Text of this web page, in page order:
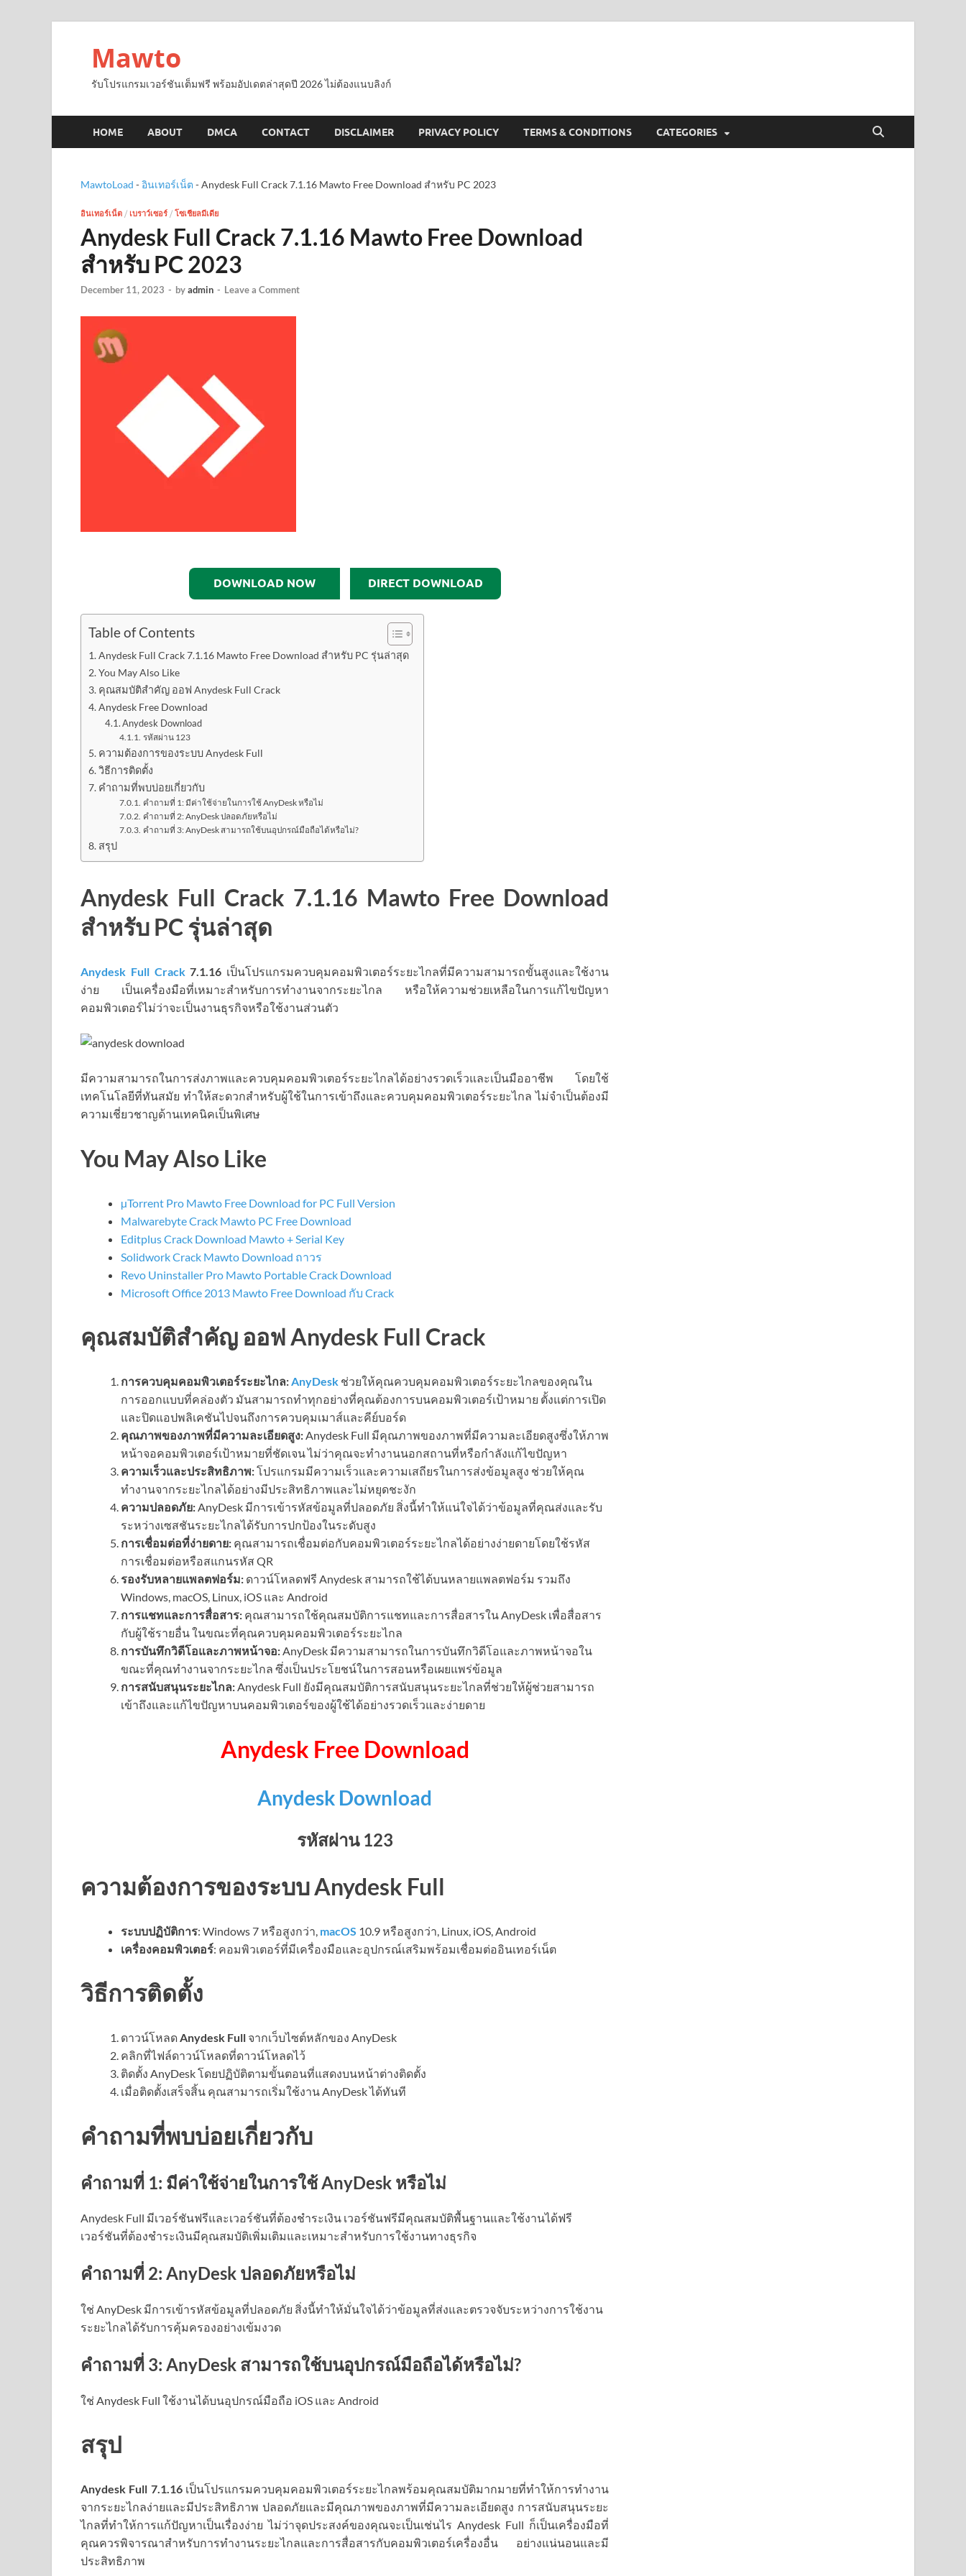
Mawto
รับโปรแกรมเวอร์ชันเต็มฟรี พร้อมอัปเดตล่าสุดปี 2026 ไม่ต้องแนบลิงก์
HOME ABOUT DMCA CONTACT DISCLAIMER PRIVACY POLICY TERMS & CONDITIONS CATEGORIES
MawtoLoad -อินเทอร์เน็ต -Anydesk Full Crack 7.1.16 Mawto Free Download สำหรับ PC 2023
อินเทอร์เน็ต / เบราว์เซอร์ / โซเชียลมีเดีย
Anydesk Full Crack 7.1.16 Mawto Free Download
สำหรับ PC 2023
December 11, 2023 - byadmin - Leave a Comment
DOWNLOAD NOW DIRECT DOWNLOAD
Table of Contents
Anydesk Full Crack 7.1.16 Mawto Free Download สำหรับ PC รุ่นล่าสุด
You May Also Like
คุณสมบัติสำคัญ ออฟ Anydesk Full Crack
Anydesk Free Download
Anydesk Download
รหัสผ่าน 123
ความต้องการของระบบ Anydesk Full
วิธีการติดตั้ง
คำถามที่พบบ่อยเกี่ยวกับ
คำถามที่ 1: มีค่าใช้จ่ายในการใช้ AnyDesk หรือไม่
คำถามที่ 2: AnyDesk ปลอดภัยหรือไม่
คำถามที่ 3: AnyDesk สามารถใช้บนอุปกรณ์มือถือได้หรือไม่?
สรุป
Anydesk Full Crack 7.1.16 Mawto Free Download
สำหรับ PC รุ่นล่าสุด
Anydesk Full Crack7.1.16 เป็นโปรแกรมควบคุมคอมพิวเตอร์ระยะไกลที่มีความสามารถขั้นสูงและใช้งาน
ง่าย เป็นเครื่องมือที่เหมาะสำหรับการทำงานจากระยะไกล หรือให้ความช่วยเหลือในการแก้ไขปัญหา
คอมพิวเตอร์ไม่ว่าจะเป็นงานธุรกิจหรือใช้งานส่วนตัว
มีความสามารถในการส่งภาพและควบคุมคอมพิวเตอร์ระยะไกลได้อย่างรวดเร็วและเป็นมืออาชีพ โดยใช้
เทคโนโลยีที่ทันสมัย ทำให้สะดวกสำหรับผู้ใช้ในการเข้าถึงและควบคุมคอมพิวเตอร์ระยะไกล ไม่จำเป็นต้องมี
ความเชี่ยวชาญด้านเทคนิคเป็นพิเศษ
You May Also Like
µTorrent Pro Mawto Free Download for PC Full Version
Malwarebyte Crack Mawto PC Free Download
Editplus Crack Download Mawto + Serial Key
Solidwork Crack Mawto Download ถาวร
Revo Uninstaller Pro Mawto Portable Crack Download
Microsoft Office 2013 Mawto Free Download กับ Crack
คุณสมบัติสำคัญ ออฟ Anydesk Full Crack
การควบคุมคอมพิวเตอร์ระยะไกล:AnyDesk ช่วยให้คุณควบคุมคอมพิวเตอร์ระยะไกลของคุณใน
การออกแบบที่คล่องตัว มันสามารถทำทุกอย่างที่คุณต้องการบนคอมพิวเตอร์เป้าหมาย ตั้งแต่การเปิด
และปิดแอปพลิเคชันไปจนถึงการควบคุมเมาส์และคีย์บอร์ด
คุณภาพของภาพที่มีความละเอียดสูง:Anydesk Full มีคุณภาพของภาพที่มีความละเอียดสูงซึ่งให้ภาพ
หน้าจอคอมพิวเตอร์เป้าหมายที่ชัดเจน ไม่ว่าคุณจะทำงานนอกสถานที่หรือกำลังแก้ไขปัญหา
ความเร็วและประสิทธิภาพ:โปรแกรมมีความเร็วและความเสถียรในการส่งข้อมูลสูง ช่วยให้คุณ
ทำงานจากระยะไกลได้อย่างมีประสิทธิภาพและไม่หยุดชะงัก
ความปลอดภัย:AnyDesk มีการเข้ารหัสข้อมูลที่ปลอดภัย สิ่งนี้ทำให้แน่ใจได้ว่าข้อมูลที่คุณส่งและรับ
ระหว่างเซสชันระยะไกลได้รับการปกป้องในระดับสูง
การเชื่อมต่อที่ง่ายดาย: คุณสามารถเชื่อมต่อกับคอมพิวเตอร์ระยะไกลได้อย่างง่ายดายโดยใช้รหัส
การเชื่อมต่อหรือสแกนรหัส QR
รองรับหลายแพลตฟอร์ม: ดาวน์โหลดฟรี Anydesk สามารถใช้ได้บนหลายแพลตฟอร์ม รวมถึง
Windows, macOS, Linux, iOS และ Android
การแชทและการสื่อสาร: คุณสามารถใช้คุณสมบัติการแชทและการสื่อสารใน AnyDesk เพื่อสื่อสาร
กับผู้ใช้รายอื่น ในขณะที่คุณควบคุมคอมพิวเตอร์ระยะไกล
การบันทึกวิดีโอและภาพหน้าจอ:AnyDesk มีความสามารถในการบันทึกวิดีโอและภาพหน้าจอใน
ขณะที่คุณทำงานจากระยะไกล ซึ่งเป็นประโยชน์ในการสอนหรือเผยแพร่ข้อมูล
การสนับสนุนระยะไกล:Anydesk Full ยังมีคุณสมบัติการสนับสนุนระยะไกลที่ช่วยให้ผู้ช่วยสามารถ
เข้าถึงและแก้ไขปัญหาบนคอมพิวเตอร์ของผู้ใช้ได้อย่างรวดเร็วและง่ายดาย
Anydesk Free Download
Anydesk Download
รหัสผ่าน 123
ความต้องการของระบบ Anydesk Full
ระบบปฏิบัติการ: Windows 7 หรือสูงกว่า, macOS 10.9 หรือสูงกว่า, Linux, iOS, Android
เครื่องคอมพิวเตอร์: คอมพิวเตอร์ที่มีเครื่องมือและอุปกรณ์เสริมพร้อมเชื่อมต่ออินเทอร์เน็ต
วิธีการติดตั้ง
ดาวน์โหลดAnydesk Full จากเว็บไซต์หลักของ AnyDesk
คลิกที่ไฟล์ดาวน์โหลดที่ดาวน์โหลดไว้
ติดตั้ง AnyDesk โดยปฏิบัติตามขั้นตอนที่แสดงบนหน้าต่างติดตั้ง
เมื่อติดตั้งเสร็จสิ้น คุณสามารถเริ่มใช้งาน AnyDesk ได้ทันที
คำถามที่พบบ่อยเกี่ยวกับ
คำถามที่ 1: มีค่าใช้จ่ายในการใช้ AnyDesk หรือไม่
Anydesk Full มีเวอร์ชันฟรีและเวอร์ชันที่ต้องชำระเงิน เวอร์ชันฟรีมีคุณสมบัติพื้นฐานและใช้งานได้ฟรี
เวอร์ชันที่ต้องชำระเงินมีคุณสมบัติเพิ่มเติมและเหมาะสำหรับการใช้งานทางธุรกิจ
คำถามที่ 2: AnyDesk ปลอดภัยหรือไม่
ใช่ AnyDesk มีการเข้ารหัสข้อมูลที่ปลอดภัย สิ่งนี้ทำให้มั่นใจได้ว่าข้อมูลที่ส่งและตรวจจับระหว่างการใช้งาน
ระยะไกลได้รับการคุ้มครองอย่างเข้มงวด
คำถามที่ 3: AnyDesk สามารถใช้บนอุปกรณ์มือถือได้หรือไม่?
ใช่ Anydesk Full ใช้งานได้บนอุปกรณ์มือถือ iOS และ Android
สรุป
Anydesk Full 7.1.16 เป็นโปรแกรมควบคุมคอมพิวเตอร์ระยะไกลพร้อมคุณสมบัติมากมายที่ทำให้การทำงาน
จากระยะไกลง่ายและมีประสิทธิภาพ ปลอดภัยและมีคุณภาพของภาพที่มีความละเอียดสูง การสนับสนุนระยะ
ไกลที่ทำให้การแก้ปัญหาเป็นเรื่องง่าย ไม่ว่าจุดประสงค์ของคุณจะเป็นเช่นไร Anydesk Full ก็เป็นเครื่องมือที่
คุณควรพิจารณาสำหรับการทำงานระยะไกลและการสื่อสารกับคอมพิวเตอร์เครื่องอื่น อย่างแน่นอนและมี
ประสิทธิภาพ